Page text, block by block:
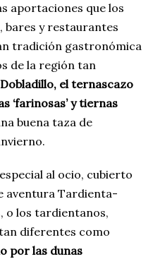
aportaciones que los
bares y restaurantes
tradición gastronómica
de la región tan
el ternascazo
‘farinosas’ y tiernas
buena taza de
al ocio, cubierto
aventura Tardienta-
o los tardientanos,
diferentes como
por las dunas